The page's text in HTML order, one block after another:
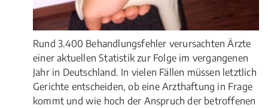
Rund 3.400 Behandlungsfehler verursachten Ärzte
einer aktuellen Statistik zur Folge im vergangenen
Jahr in Deutschland. In vielen Fällen müssen letztlich
Gerichte entscheiden, ob eine Arzthaftung in Frage
kommt und wie hoch der Anspruch der betroffenen